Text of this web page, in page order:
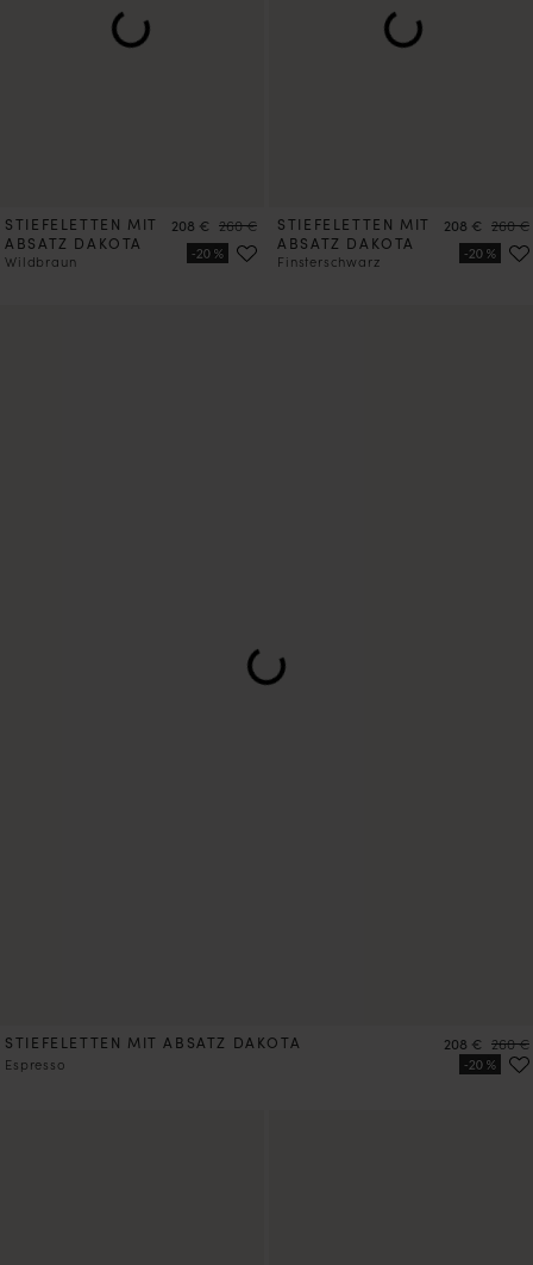
STIEFELETTEN MIT
ABSATZ DAKOTA
Wildbraun
Preis
208 € Preis
260 €
STIEFELETTEN MIT
ABSATZ DAKOTA
Finsterschwarz
Preis
208 € Preis
260 €
STIEFELETTEN MIT ABSATZ DAKOTA
Espresso
Preis
208 € Preis
260 €